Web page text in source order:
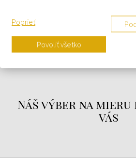
DETAILY
O ZNAČKE
Náš výber na
vás
Poprieť
Povoliť všetko